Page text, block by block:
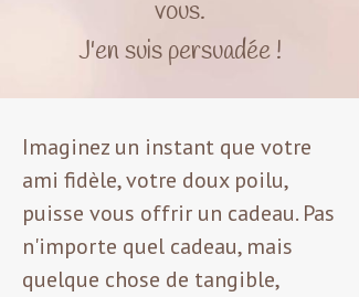
vous.
J'en suis persuadée !
Imaginez un instant que votre
ami fidèle, votre doux poilu,
puisse vous offrir un cadeau. Pas
n'importe quel cadeau, mais
quelque chose de tangible,